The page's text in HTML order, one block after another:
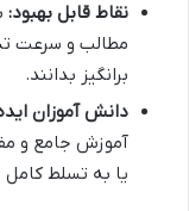
نقاط قابل بهبود:
مطالب و سرعت
برانگیز بدانند.
دانش آموزان
آموزش جامع و
یا به تسلط